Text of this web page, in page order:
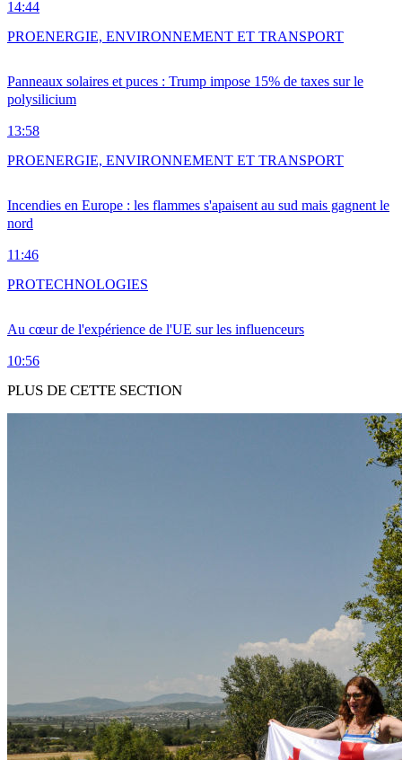
14:44
Panneaux solaires et puces : Trump impose 15% de taxes sur le
polysilicium
13:58
PROENERGIE, ENVIRONNEMENT ET TRANSPORT
Incendies en Europe : les flammes s'apaisent au sud mais gagnent le
nord
11:46
PROENERGIE, ENVIRONNEMENT ET TRANSPORT
Au cœur de l'expérience de l'UE sur les influenceurs
10:56
PROTECHNOLOGIES
PLUS DE CETTE SECTION